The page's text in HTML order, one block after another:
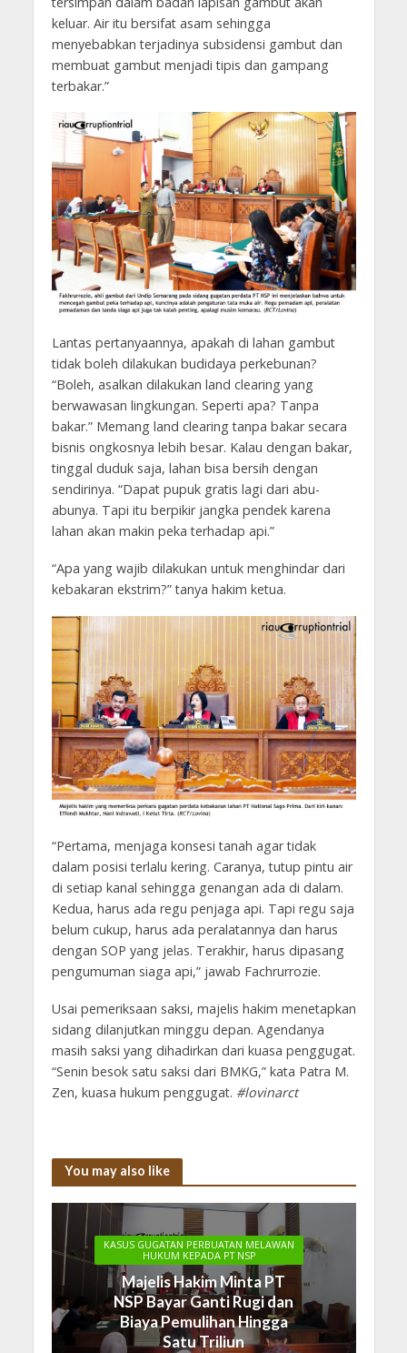
keluar. Air itu bersifat asam sehingga
menyebabkan terjadinya subsidensi gambut dan
membuat gambut menjadi tipis dan gampang
terbakar.”
Lantas pertanyaannya, apakah di lahan gambut
tidak boleh dilakukan budidaya perkebunan?
“Boleh, asalkan dilakukan land clearing yang
berwawasan lingkungan. Seperti apa? Tanpa
bakar.” Memang land clearing tanpa bakar secara
bisnis ongkosnya lebih besar. Kalau dengan bakar,
tinggal duduk saja, lahan bisa bersih dengan
sendirinya. “Dapat pupuk gratis lagi dari abu-
abunya. Tapi itu berpikir jangka pendek karena
lahan akan makin peka terhadap api.”
“Apa yang wajib dilakukan untuk menghindar dari
kebakaran ekstrim?” tanya hakim ketua.
“Pertama, menjaga konsesi tanah agar tidak
dalam posisi terlalu kering. Caranya, tutup pintu air
di setiap kanal sehingga genangan ada di dalam.
Kedua, harus ada regu penjaga api. Tapi regu saja
belum cukup, harus ada peralatannya dan harus
dengan SOP yang jelas. Terakhir, harus dipasang
pengumuman siaga api,” jawab Fachrurrozie.
Usai pemeriksaan saksi, majelis hakim menetapkan
sidang dilanjutkan minggu depan. Agendanya
masih saksi yang dihadirkan dari kuasa penggugat.
“Senin besok satu saksi dari BMKG,” kata Patra M.
Zen, kuasa hukum penggugat. #lovinarct
You may also like
KASUS GUGATAN PERBUATAN MELAWAN
HUKUM KEPADA PT NSP
Majelis Hakim Minta PT
NSP Bayar Ganti Rugi dan
Biaya Pemulihan Hingga
Satu Triliun